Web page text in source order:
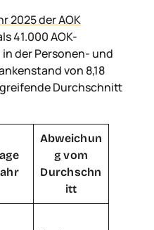
2025 der AOK
41.000 AOK-
der Personen- und
von 8,18
Durchschnitt
Abweichun
g vom
Durchschn
itt